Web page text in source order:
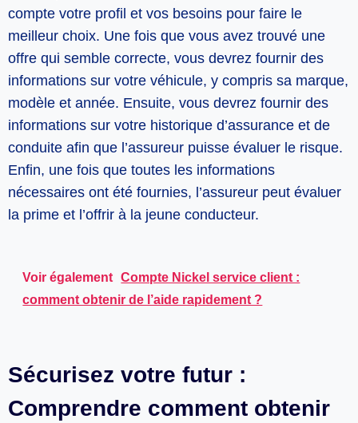
compte votre profil et vos besoins pour faire le
meilleur choix. Une fois que vous avez trouvé une
offre qui semble correcte, vous devrez fournir des
informations sur votre véhicule, y compris sa marque,
modèle et année. Ensuite, vous devrez fournir des
informations sur votre historique d’assurance et de
conduite afin que l’assureur puisse évaluer le risque.
Enfin, une fois que toutes les informations
nécessaires ont été fournies, l’assureur peut évaluer
la prime et l’offrir à la jeune conducteur.
Voir également
Compte Nickel service client :
comment obtenir de l’aide rapidement ?
Sécurisez votre futur :
Comprendre comment obtenir